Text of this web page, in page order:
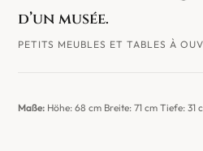
d’un musée.
PETITS MEUBLES ET TABLES À
Maße: Höhe: 68 cm Breite: 71 cm Tiefe: 31